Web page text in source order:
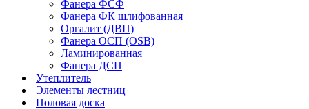
Фанера ФСФ
Фанера ФК шлифованная
Оргалит (ДВП)
Фанера ОСП (OSB)
Ламинированная
Фанера ДСП
Утеплитель
Элементы лестниц
Половая доска